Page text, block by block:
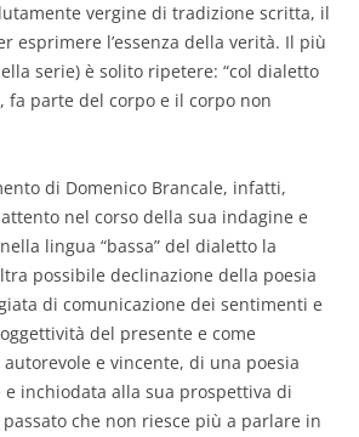
vergine di tradizione scritta, il
esprimere l’essenza della verità. Il più
serie) è solito ripetere: “col dialetto
fa parte del corpo e il corpo non
di Domenico Brancale, infatti,
nel corso della sua indagine e
lingua “bassa” del dialetto la
possibile declinazione della poesia
di comunicazione dei sentimenti e
del presente e come
e vincente, di una poesia
e inchiodata alla sua prospettiva di
che non riesce più a parlare in